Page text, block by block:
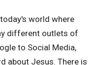
world where
different outlets of
to Social Media,
about Jesus. There is